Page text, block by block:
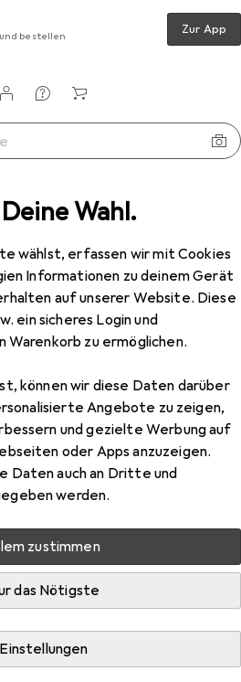
Wahl.
wählst, erfassen wir mit Cookies
Informationen zu deinem Gerät
auf unserer Website. Diese
ein sicheres Login und
Warenkorb zu ermöglichen.
können wir diese Daten darüber
Angebote zu zeigen,
und gezielte Werbung auf
oder Apps anzuzeigen.
Daten auch an Dritte und
werden.
zustimmen
das Nötigste
Einstellungen
bestellen Zur App
1660 mm, weiss / Buche
4er-Teamschreibtisch,
1400 / 2800 mm, Tiefe 800 /
mm, weiss / Buche
4er-
Breite 1400 /
800 / 1660 mm,
Zubehör zum Produkt
weiss / Buche aus den
+ Schutzpuffer und Bürostuhl.
+ Schutzpuffer Bürostuhl